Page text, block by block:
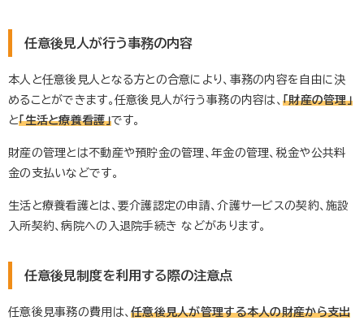
任意後見人が行う事務の内容
本人と任意後見人となる方との合意により、事務の内容を自由に決
めることができます。任意後見人が行う事務の内容は、 「財産の管理」
と「生活と療養看護」です。
財産の管理とは不動産や預貯金の管理、年金の管理、税金や公共料
金の支払いなどです。
生活と療養看護とは、要介護認定の申請、介護サービスの契約、施設
入所契約、病院への入退院手続き などがあります。
任意後見制度を利用する際の注意点
任意後見事務の費用は、任意後見人が管理する本人の財産から支出